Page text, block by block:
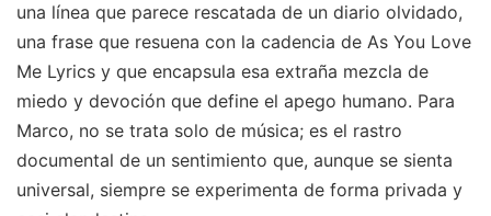
una línea que parece rescatada de un diario olvidado,
una frase que resuena con la cadencia de As You Love
Me Lyrics y que encapsula esa extraña mezcla de
miedo y devoción que define el apego humano. Para
Marco, no se trata solo de música; es el rastro
documental de un sentimiento que, aunque se sienta
universal, siempre se experimenta de forma privada y